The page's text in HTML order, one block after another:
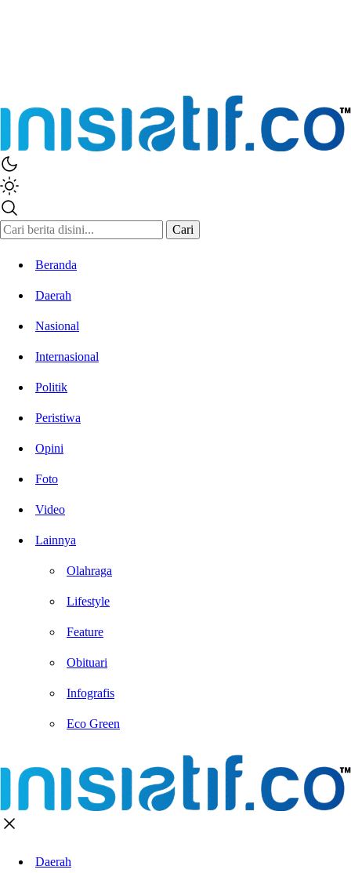
Cari
Beranda
Daerah
Nasional
Internasional
Politik
Peristiwa
Opini
Foto
Video
Lainnya
Olahraga
Lifestyle
Feature
Obituari
Infografis
Eco Green
Daerah